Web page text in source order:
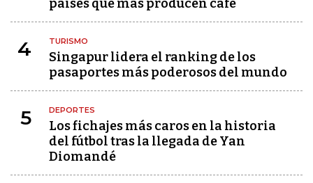
países que más producen café
4 TURISMO
Singapur lidera el ranking de los
pasaportes más poderosos del mundo
5 DEPORTES
Los fichajes más caros en la historia
del fútbol tras la llegada de Yan
Diomandé